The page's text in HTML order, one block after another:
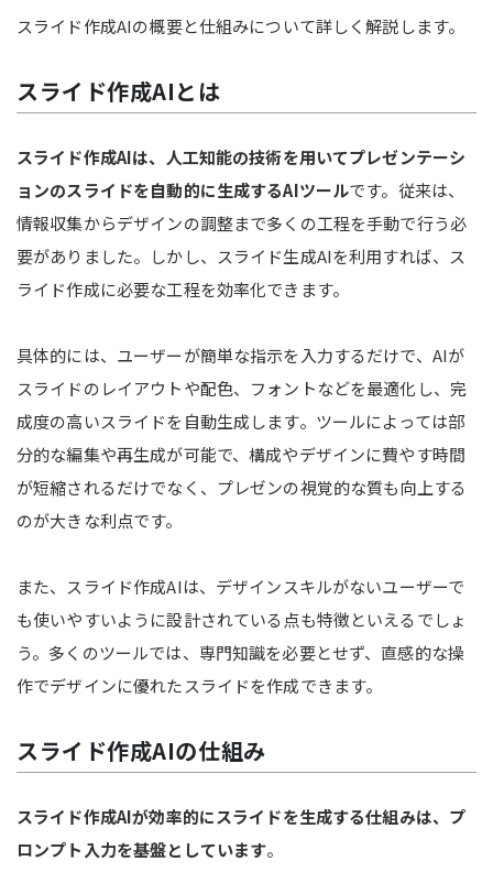
スライド作成AIの概要と仕組みについて詳しく解説します。
スライド作成AIとは
スライド作成AIは、人工知能の技術を用いてプレゼンテーシ
ョンのスライドを自動的に生成するAIツールです。従来は、
情報収集からデザインの調整まで多くの工程を手動で行う必
要がありました。しかし、スライド生成AIを利用すれば、ス
ライド作成に必要な工程を効率化できます。
具体的には、ユーザーが簡単な指示を入力するだけで、AIが
スライドのレイアウトや配色、フォントなどを最適化し、完
成度の高いスライドを自動生成します。ツールによっては部
分的な編集や再生成が可能で、構成やデザインに費やす時間
が短縮されるだけでなく、プレゼンの視覚的な質も向上する
のが大きな利点です。
また、スライド作成AIは、デザインスキルがないユーザーで
も使いやすいように設計されている点も特徴といえるでしょ
う。多くのツールでは、専門知識を必要とせず、直感的な操
作でデザインに優れたスライドを作成できます。
スライド作成AIの仕組み
スライド作成AIが効率的にスライドを生成する仕組みは、プ
ロンプト入力を基盤としています。